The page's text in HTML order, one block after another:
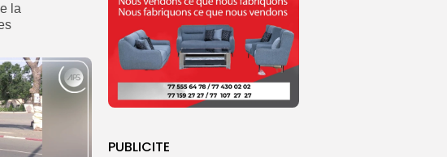
PUBLICITE
la